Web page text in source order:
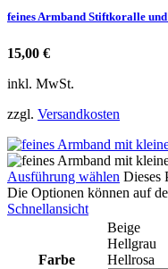
feines Armband Stiftkoralle
15,00 €
inkl. MwSt.
zzgl. Versandkosten
Ausführung wählen Dieses
Die Optionen können auf
Schnellansicht
Farbe
Beige
Hellgrau
Hellrosa